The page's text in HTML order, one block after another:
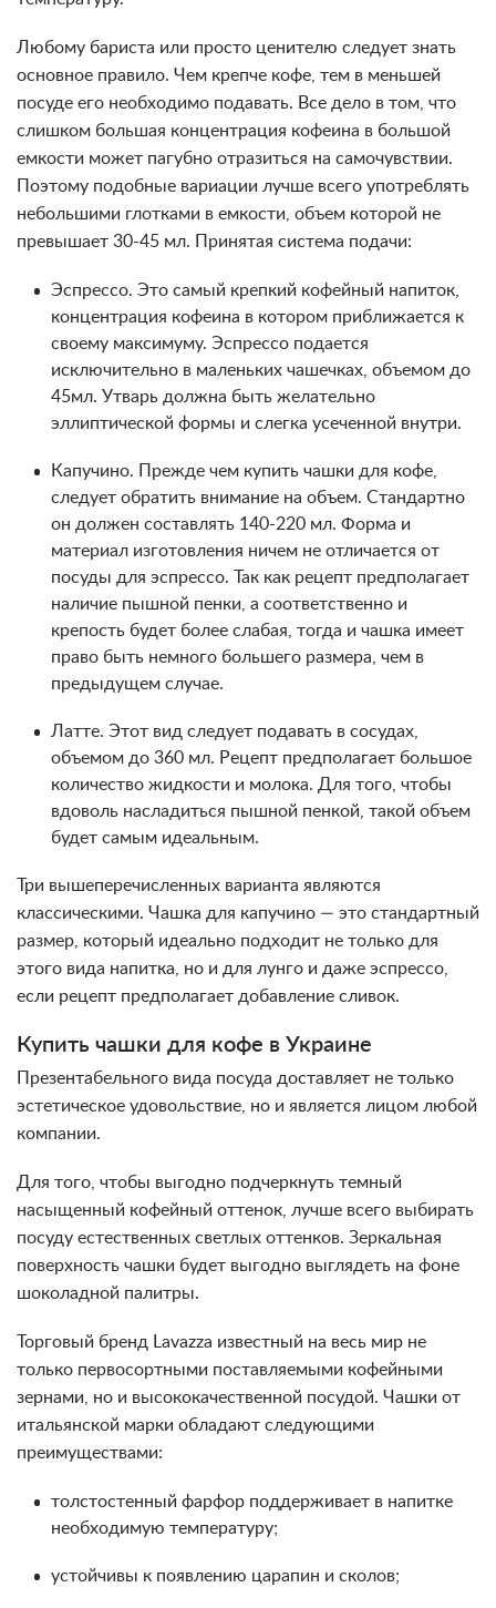
Любому бариста или просто ценителю следует знать
основное правило. Чем крепче кофе, тем в меньшей
посуде его необходимо подавать. Все дело в том, что
слишком большая концентрация кофеина в большой
емкости может пагубно отразиться на самочувствии.
Поэтому подобные вариации лучше всего употреблять
небольшими глотками в емкости, объем которой не
превышает 30-45 мл. Принятая система подачи:
Эспрессо. Это самый крепкий кофейный напиток,
концентрация кофеина в котором приближается к
своему максимуму. Эспрессо подается
исключительно в маленьких чашечках, объемом до
45мл. Утварь должна быть желательно
эллиптической формы и слегка усеченной внутри.
Капучино. Прежде чем купить чашки для кофе,
следует обратить внимание на объем. Стандартно
он должен составлять 140-220 мл. Форма и
материал изготовления ничем не отличается от
посуды для эспрессо. Так как рецепт предполагает
наличие пышной пенки, а соответственно и
крепость будет более слабая, тогда и чашка имеет
право быть немного большего размера, чем в
предыдущем случае.
Латте. Этот вид следует подавать в сосудах,
объемом до 360 мл. Рецепт предполагает большое
количество жидкости и молока. Для того, чтобы
вдоволь насладиться пышной пенкой, такой объем
будет самым идеальным.
Три вышеперечисленных варианта являются
классическими. Чашка для капучино — это стандартный
размер, который идеально подходит не только для
этого вида напитка, но и для лунго и даже эспрессо,
если рецепт предполагает добавление сливок.
Купить чашки для кофе в Украине
Презентабельного вида посуда доставляет не только
эстетическое удовольствие, но и является лицом любой
компании.
Для того, чтобы выгодно подчеркнуть темный
насыщенный кофейный оттенок, лучше всего выбирать
посуду естественных светлых оттенков. Зеркальная
поверхность чашки будет выгодно выглядеть на фоне
шоколадной палитры.
Торговый бренд Lavazza известный на весь мир не
только первосортными поставляемыми кофейными
зернами, но и высококачественной посудой. Чашки от
итальянской марки обладают следующими
преимуществами:
толстостенный фарфор поддерживает в напитке
необходимую температуру;
устойчивы к появлению царапин и сколов;